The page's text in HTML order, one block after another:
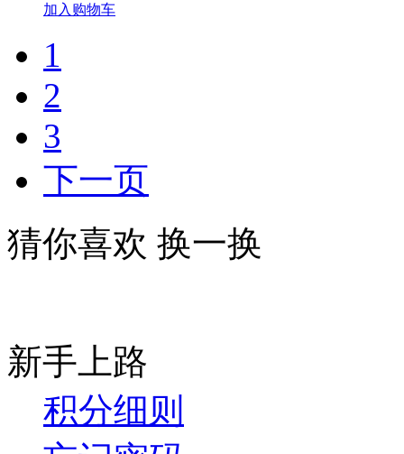
加入购物车
1
2
3
下一页
猜你喜欢 换一换
新手上路
积分细则